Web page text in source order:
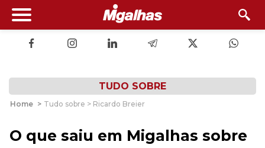
TUDO SOBRE
Home > Tudo sobre > Ricardo Breier
O que saiu em Migalhas sobre